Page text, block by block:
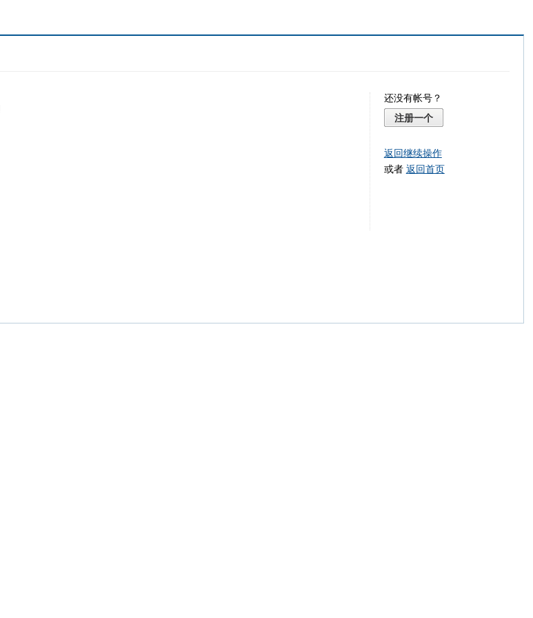
还没有帐号？
注册一个
返回继续操作
或者 返回首页